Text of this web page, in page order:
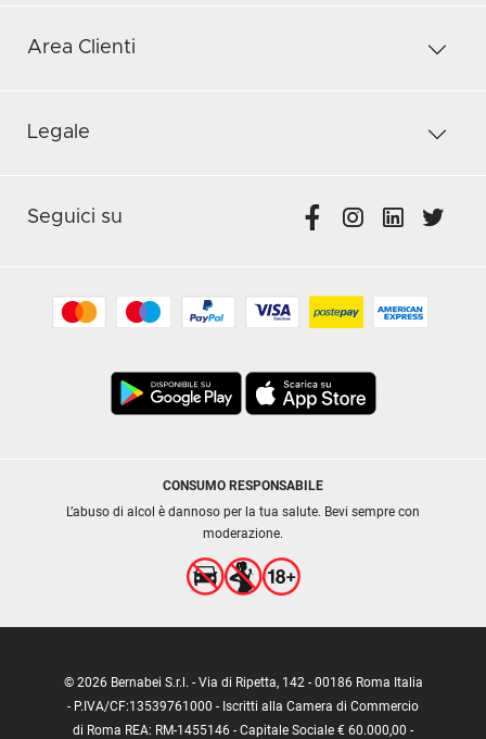
Area Clienti
Legale
Seguici su
CONSUMO RESPONSABILE
L’abuso di alcol è dannoso per la tua salute. Bevi sempre con
moderazione.
© 2026 Bernabei S.r.l. - Via di Ripetta, 142 - 00186 Roma Italia
- P.IVA/CF:13539761000 - Iscritti alla Camera di Commercio
di Roma REA: RM-1455146 - Capitale Sociale € 60.000,00 -